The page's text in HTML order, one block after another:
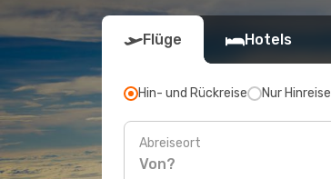
Flüge Hotels
Hin- und Rückreise Nur Hinreise
Abreiseort